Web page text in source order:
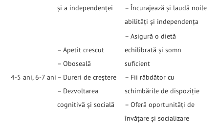
și a independenței
– Încurajează și laudă noile
abilități și independența
4-5 ani, 6-7 ani
– Apetit crescut
– Oboseală
– Dureri de creștere
– Dezvoltarea
cognitivă și socială
– Asigură o dietă
echilibrată și somn
suficient
– Fii răbdător cu
schimbările de dispoziție
– Oferă oportunități de
învățare și socializare